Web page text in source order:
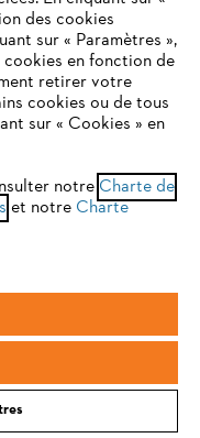
baies lumineuses
une bonne
de nourriture pour
oiseaux à l’automne.
pyracantha est robuste
adore le plein soleil.
également avec
racines dans le sol et
et se plaisent dans les
ensoleillés à semi-
qui peuvent être
nous ne prenons plus
notre site ne
une utilisation
de passer à
chrome
des cookies
sur « Paramètres »,
en fonction de
retirer votre
cookies ou de tous
sur « Cookies » en
notre Charte de
et notre Charte